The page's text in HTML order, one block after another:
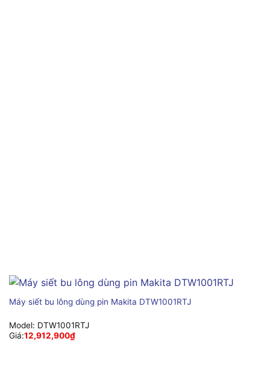
Máy siết bu lông dùng pin Makita DTW1001RTJ
Model: DTW1001RTJ
Giá:12,912,900₫